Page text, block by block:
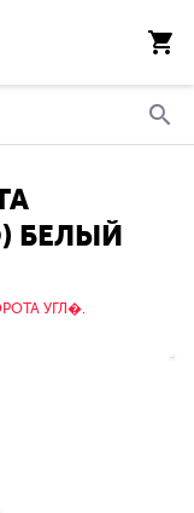
БЕЛЫЙ
УГЛ�.